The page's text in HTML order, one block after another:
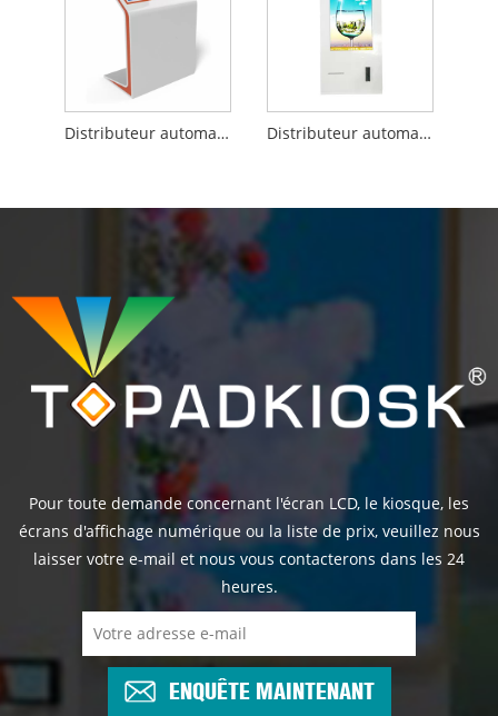
Distributeur automatique de billets pour banque Distributeur automatique de billets avec accepteur d'argent liquide et de pièces de monnaie
Pour toute demande concernant l'écran LCD, le kiosque, les
écrans d'affichage numérique ou la liste de prix, veuillez nous
laisser votre e-mail et nous vous contacterons dans les 24
heures.
ENQUÊTE MAINTENANT